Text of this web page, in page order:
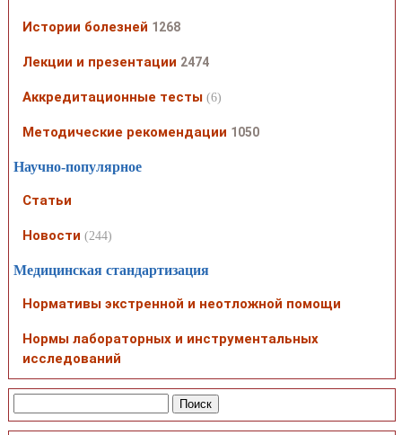
Истории болезней 1268
Лекции и презентации 2474
Аккредитационные тесты (6)
Методические рекомендации 1050
Научно-популярное
Статьи
Новости (244)
Медицинская стандартизация
Нормативы экстренной и неотложной помощи
Нормы лабораторных и инструментальных
исследований